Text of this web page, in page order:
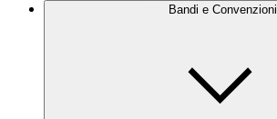
Bandi e Convenzioni